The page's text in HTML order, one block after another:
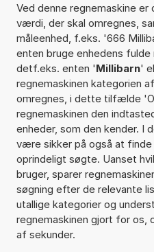
Ved denne regnemaskine
værdi, der skal omregnes,
måleenhed, f.eks. '666
enten bruge enhedens
detf.eks. enten 'Millibarn'
regnemaskinen kategorien
omregnes, i dette tilfælde
regnemaskinen den
enheder, som den kender. I
være sikker på også at finde
oprindeligt søgte. Uanset
bruger, sparer
søgning efter de relevante
utallige kategorier og
regnemaskinen gjort for os,
af sekunder.